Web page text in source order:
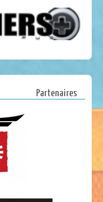
Partenaires